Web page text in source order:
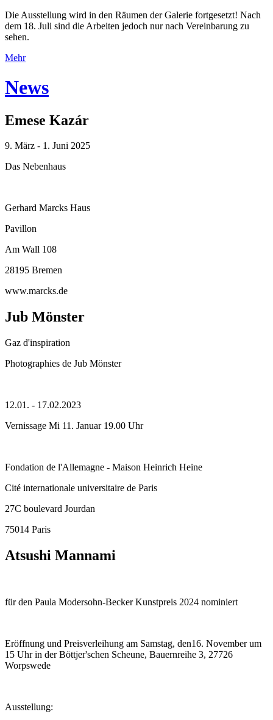
Die Ausstellung wird in den Räumen der Galerie fortgesetzt! Nach
dem 18. Juli sind die Arbeiten jedoch nur nach Vereinbarung zu
sehen.
Mehr
News
Emese Kazár
9. März - 1. Juni 2025
Das Nebenhaus
Gerhard Marcks Haus
Pavillon
Am Wall 108
28195 Bremen
www.marcks.de
Jub Mönster
Gaz d'inspiration
Photographies de Jub Mönster
12.01. - 17.02.2023
Vernissage Mi 11. Januar 19.00 Uhr
Fondation de l'Allemagne - Maison Heinrich Heine
Cité internationale universitaire de Paris
27C boulevard Jourdan
75014 Paris
Atsushi Mannami
für den Paula Modersohn-Becker Kunstpreis 2024 nominiert
Eröffnung und Preisverleihung am Samstag, den16. November um
15 Uhr in der Böttjer'schen Scheune, Bauernreihe 3, 27726
Worpswede
Ausstellung: